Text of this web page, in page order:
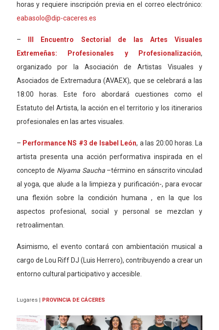
horasy requiere inscripción previa en el correo electrónico:
eabasolo@dip-caceres.es
–
III Encuentro Sectorial de las Artes Visuales
Extremeñas:
Profesionales y Profesionalización,
organizado por
la Asociación de Artistas Visuales y
Asociados de Extremadura(AVAEX), que se celebrará a las
18:00 horas. Este foro abordará cuestiones como el
Estatuto del Artista, la acción en el territorio y los itinerarios
profesionales en las artes visuales.
– Performance NS #3 de Isabel León, a las 20:00 horas. La
artista presenta una acciónperformativa inspirada en el
concepto de Niyama Saucha –término en sánscrito vinculad
al yoga, que alude a la limpieza y purificación-,para evocar
una flexión sobre la condición humana , en la que los
aspectos profesional, social y personal se mezclan y
retroalimentan.
Asimismo, el evento contarácon ambientación musical a
cargo de Lou Riff DJ (Luis Herrero), contribuyendo a crear un
entorno cultural participativo y accesible.
Lugares PROVINCIA DE CÁCERES